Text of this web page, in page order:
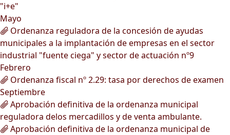
"i+e"
Mayo
Ordenanza reguladora de la concesión de ayudas
municipales a la implantación de empresas en el sector
industrial "fuente ciega" y sector de actuación nº9
Febrero
Ordenanza fiscal nº 2.29: tasa por derechos de examen
Septiembre
Aprobación definitiva de la ordenanza municipal
reguladora delos mercadillos y de venta ambulante.
Aprobación definitiva de la ordenanza municipal de